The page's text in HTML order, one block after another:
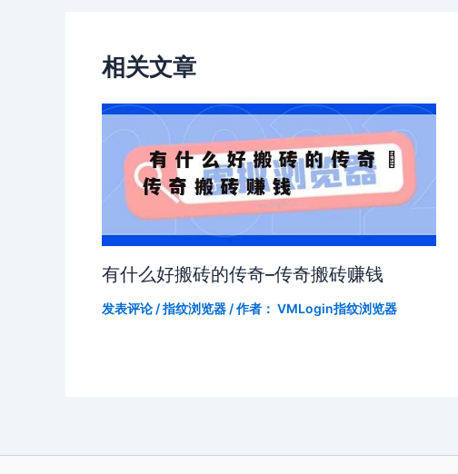
相关文章
有什么好搬砖的传奇–传奇搬砖赚钱
发表评论 /指纹浏览器 / 作者： VMLogin指纹浏览器